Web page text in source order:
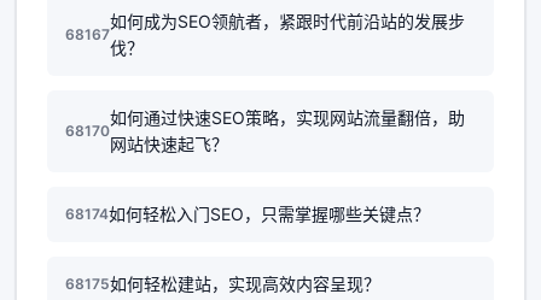
68167
如何成为SEO领航者，紧跟时代前沿站的发展步
伐？
68170
如何通过快速SEO策略，实现网站流量翻倍，助
网站快速起飞？
68174如何轻松入门SEO，只需掌握哪些关键点？
68175如何轻松建站，实现高效内容呈现？